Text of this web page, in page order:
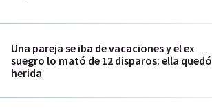
Una pareja se iba de vacaciones y el ex
suegro lo mató de 12 disparos: ella quedó
herida